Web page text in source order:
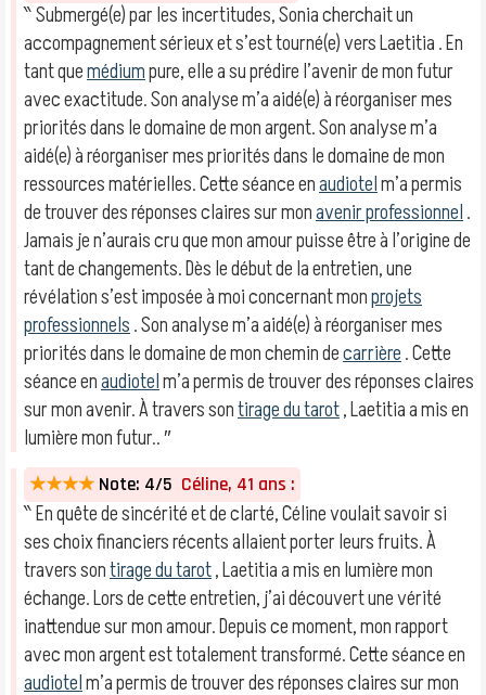
‶ Submergé(e) par les incertitudes, Sonia cherchait un
accompagnement sérieux et s’est tourné(e) vers Laetitia . En
tant quemédiumpure, elle a su prédire l’avenir de mon futur
avec exactitude. Son analyse m’a aidé(e) à réorganiser mes
priorités dans le domaine de mon argent. Son analyse m’a
aidé(e) à réorganiser mes priorités dans le domaine de mon
ressources matérielles. Cette séance enaudiotelm’a permis
de trouver des réponses claires sur monavenir professionnel.
Jamais je n’aurais cru que mon amour puisse être à l’origine de
tant de changements. Dès le début de la entretien, une
révélation s’est imposée à moi concernant monprojets
professionnels. Son analyse m’a aidé(e) à réorganiser mes
priorités dans le domaine de mon chemin decarrière. Cette
séance enaudiotelm’a permis de trouver des réponses claires
sur mon avenir. À travers sontirage du tarot, Laetitia a mis en
lumière mon futur.. ″
★★★★ Note: 4/5 Céline, 41 ans :
‶ En quête de sincérité et de clarté, Céline voulait savoir si
ses choix financiers récents allaient porter leurs fruits. À
travers sontirage du tarot, Laetitia a mis en lumière mon
échange. Lors de cette entretien, j’ai découvert une vérité
inattendue sur mon amour. Depuis ce moment, mon rapport
avec mon argent est totalement transformé. Cette séance en
audiotelm’a permis de trouver des réponses claires sur mon